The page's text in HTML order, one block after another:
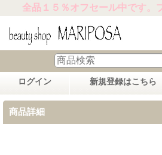
全品１５％オフセール中です。
ログイン 新規登録はこちら
商品詳細